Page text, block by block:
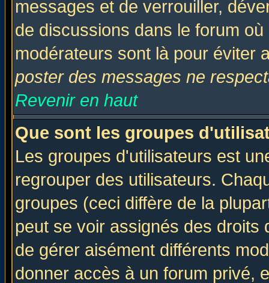
messages et de verrouiller,
de discussions dans le forum
modérateurs sont là pour éviter
poster des messages ne
Revenir en haut
Que sont les groupes
Les groupes d'utilisateurs est
regrouper des utilisateurs.
groupes (ceci diffère de la
peut se voir assignés des
de gérer aisément différents
donner accès à un forum privé,